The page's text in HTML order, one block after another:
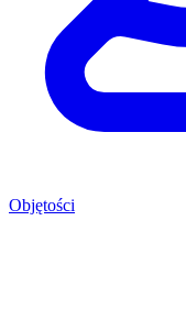
Objętości